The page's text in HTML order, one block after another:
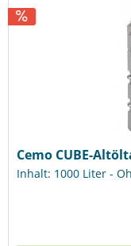
Cemo CUBE-
Inhalt: 1000 Liter -